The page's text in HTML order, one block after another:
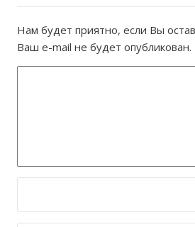
Нам будет приятно, если Вы
Ваш e-mail не будет опубликован.